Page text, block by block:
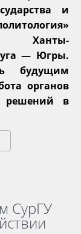
и
Ханты-
— Югры.
будущим
органов
решений в
СурГУ